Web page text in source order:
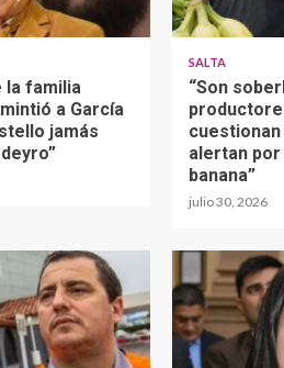
la familia
a García
jamás
SALTA
“Son
alertan por
banana”
julio 30, 2026